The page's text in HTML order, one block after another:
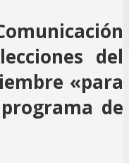
del
«para
de